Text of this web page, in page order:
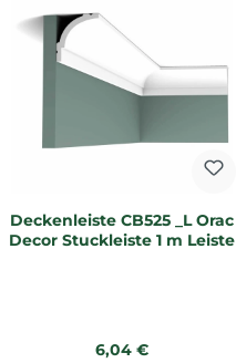
Deckenleiste CB525 _L Orac
Decor Stuckleiste 1 m Leiste
Regulärer Preis:
6,04 €